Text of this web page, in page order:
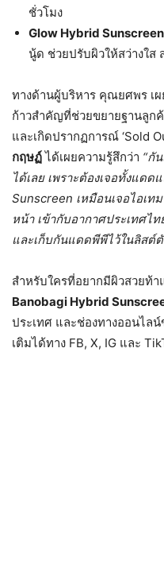
ชั่วโมง
Glow Hybrid
นู้ด ช่วยปรับผิวให้สว่างใส
ทางด้านผู้บริหาร คุณยศพร เ
ก้าวสำคัญที่ช่วยขยายฐานลูก
และเกิดปรากฏการณ์ ‘Sold
กฤษฏ์ได้เผยความรู้สึกว่า “กั
ได้เลย เพราะต้องเจอทั้งแด
Sunscreen เหมือนเจอไอเท
หน้า เข้ากับอากาศประเทศไ
และเก็บกันแดดพีพีไว้ในลิสต์
สำหรับใครที่อยากมีผิวสวยท้
Banobagi Hybrid
ประเทศ และช่องทางออนไล
เติมได้ทาง FB, X, IG และ